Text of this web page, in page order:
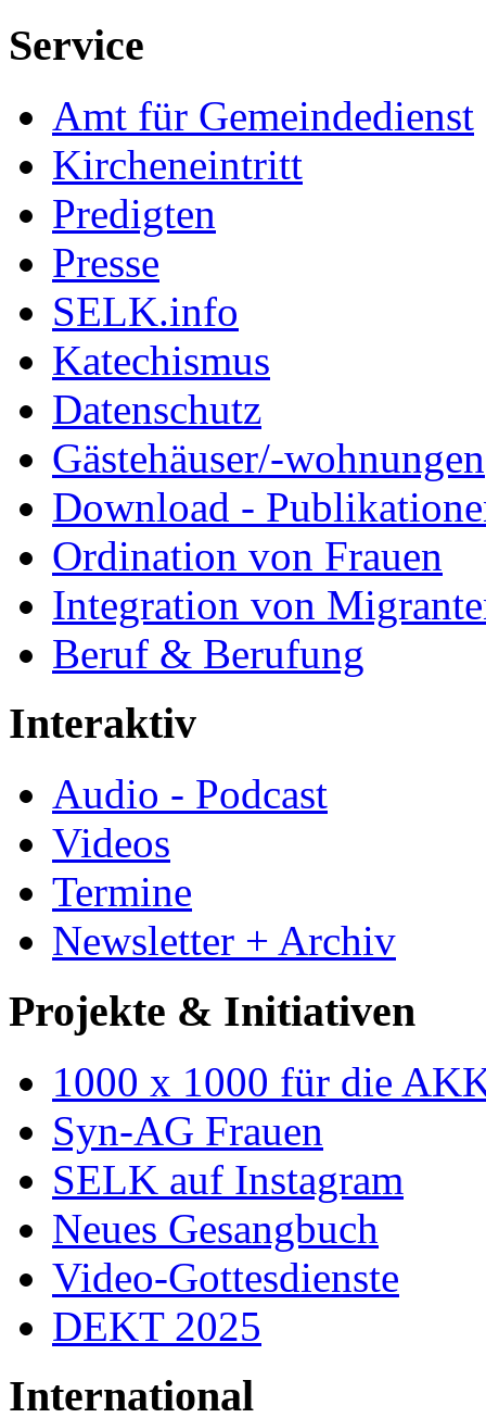
Service
Amt für Gemeindedienst
Kircheneintritt
Predigten
Presse
SELK.info
Katechismus
Datenschutz
Gästehäuser/-wohnungen
Download -
Ordination von Frauen
Integration von
Beruf & Berufung
Interaktiv
Audio - Podcast
Videos
Termine
Newsletter + Archiv
Projekte & Initiativen
1000 x 1000 für die
Syn-AG Frauen
SELK auf Instagram
Neues Gesangbuch
Video-Gottesdienste
DEKT 2025
International